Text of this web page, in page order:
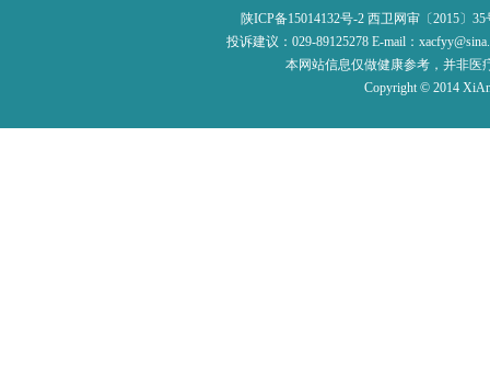
陕ICP备15014132号-2西卫网审〔2015〕
投诉建议：029-89125278 E-mail：
本网站信息仅做健康参考，并非医
Copyright © 2014